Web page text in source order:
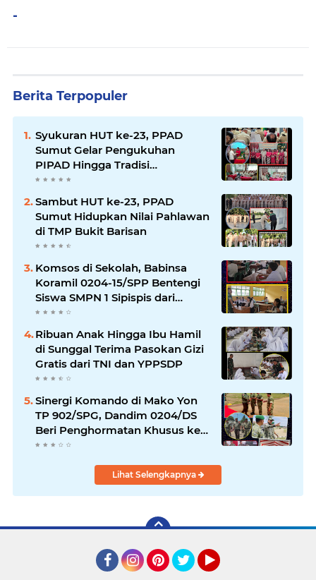
-
Berita Terpopuler
Syukuran HUT ke-23, PPAD
Sumut Gelar Pengukuhan
PIPAD Hingga Tradisi
Kekeluargaan
Sambut HUT ke-23, PPAD
Sumut Hidupkan Nilai Pahlawan
di TMP Bukit Barisan
Komsos di Sekolah, Babinsa
Koramil 0204-15/SPP Bentengi
Siswa SMPN 1 Sipispis dari
Bahaya Narkotika
Ribuan Anak Hingga Ibu Hamil
di Sunggal Terima Pasokan Gizi
Gratis dari TNI dan YPPSDP
Sinergi Komando di Mako Yon
TP 902/SPG, Dandim 0204/DS
Beri Penghormatan Khusus ke
Menhan RI
Lihat Selengkapnya